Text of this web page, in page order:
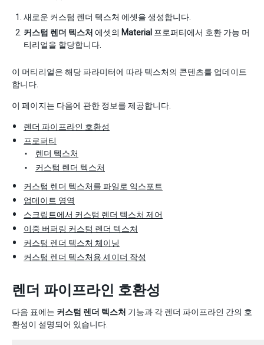
새로운 커스텀 렌더 텍스처 에셋을 생성합니다.
커스텀 렌더 텍스처 에셋의 Material 프로퍼티에서 호환 가능 머
티리얼을 할당합니다.
이 머티리얼은 해당 파라미터에 따라 텍스처의 콘텐츠를 업데이트
합니다.
이 페이지는 다음에 관한 정보를 제공합니다.
렌더 파이프라인 호환성
프로퍼티
렌더 텍스처
커스텀 렌더 텍스처
커스텀 렌더 텍스처를 파일로 익스포트
업데이트 영역
스크립트에서 커스텀 렌더 텍스처 제어
이중 버퍼링 커스텀 렌더 텍스처
커스텀 렌더 텍스처 체이닝
커스텀 렌더 텍스처용 셰이더 작성
렌더 파이프라인 호환성
다음 표에는 커스텀 렌더 텍스처 기능과 각 렌더 파이프라인 간의 호
환성이 설명되어 있습니다.